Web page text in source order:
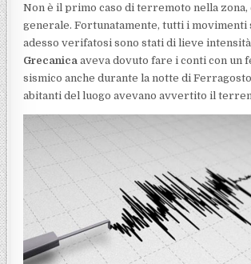
Non è il primo caso di terremoto nella zona,
generale. Fortunatamente, tutti i movimenti
adesso verifatosi sono stati di lieve
Grecanica aveva dovuto fare i conti con un
sismico anche durante la notte di
abitanti del luogo avevano avvertito il